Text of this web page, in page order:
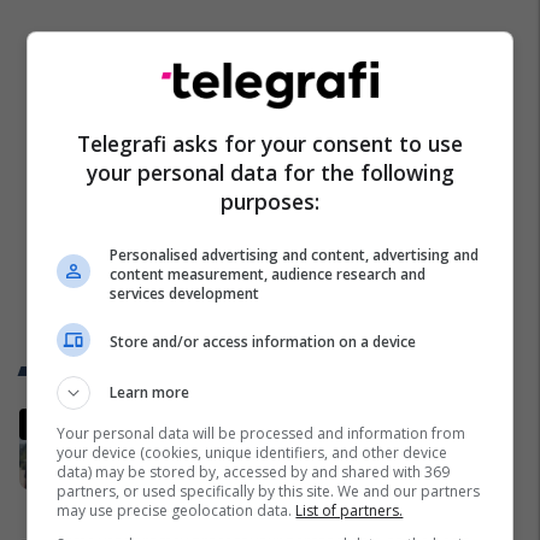
Trend Telegrafi
“Marre duhet me ju ardhë, turp
për votat që i keni”, njëri nga
protestuesit i drejtohet Bedri
Hamzës
Politikë
Telegrafi asks for your consent to use
your personal data for the following
purposes:
Personalised advertising and content, advertising and
content measurement, audience research and
services development
Store and/or access information on a device
Learn more
Your personal data will be processed and information from
your device (cookies, unique identifiers, and other device
data) may be stored by, accessed by and shared with 369
partners, or used specifically by this site. We and our partners
may use precise geolocation data. List of partners.